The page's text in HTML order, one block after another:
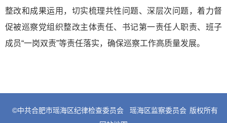
整改和成果运用，切实梳理共性问题、深层次问题，着力督
促被巡察党组织整改主体责任、书记第一责任人职责、班子
成员“一岗双责”等责任落实，确保巡察工作高质量发展。
©中共合肥市瑶海区纪律检查委员会 瑶海区监察委员会 版权所有